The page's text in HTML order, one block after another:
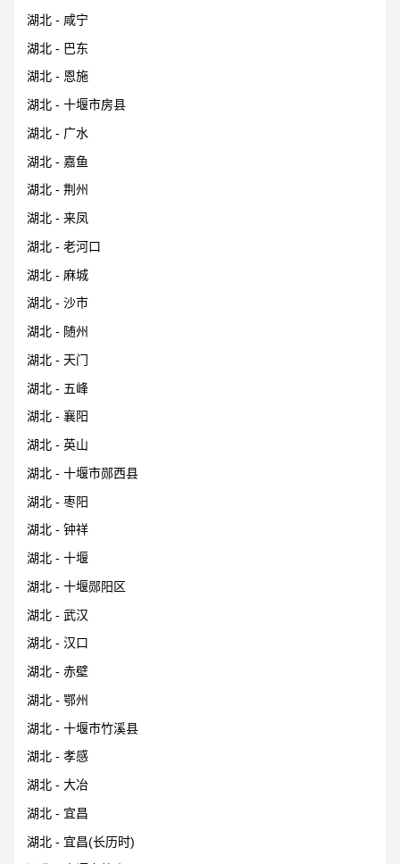
湖北 - 咸宁
湖北 - 巴东
湖北 - 恩施
湖北 - 十堰市房县
湖北 - 广水
湖北 - 嘉鱼
湖北 - 荆州
湖北 - 来凤
湖北 - 老河口
湖北 - 麻城
湖北 - 沙市
湖北 - 随州
湖北 - 天门
湖北 - 五峰
湖北 - 襄阳
湖北 - 英山
湖北 - 十堰市郧西县
湖北 - 枣阳
湖北 - 钟祥
湖北 - 十堰
湖北 - 十堰郧阳区
湖北 - 武汉
湖北 - 汉口
湖北 - 赤壁
湖北 - 鄂州
湖北 - 十堰市竹溪县
湖北 - 孝感
湖北 - 大冶
湖北 - 宜昌
湖北 - 宜昌(长历时)